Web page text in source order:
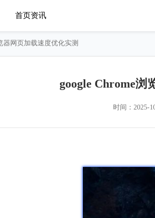
首页资讯
器网页加载速度优化实测
google Chrome浏
时间： 2025-